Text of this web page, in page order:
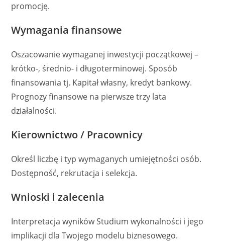
promocję.
Wymagania finansowe
Oszacowanie wymaganej inwestycji początkowej –
krótko-, średnio- i długoterminowej. Sposób
finansowania tj. Kapitał własny, kredyt bankowy.
Prognozy finansowe na pierwsze trzy lata
działalności.
Kierownictwo / Pracownicy
Określ liczbę i typ wymaganych umiejętności osób.
Dostępność, rekrutacja i selekcja.
Wnioski i zalecenia
Interpretacja wyników Studium wykonalności i jego
implikacji dla Twojego modelu biznesowego.